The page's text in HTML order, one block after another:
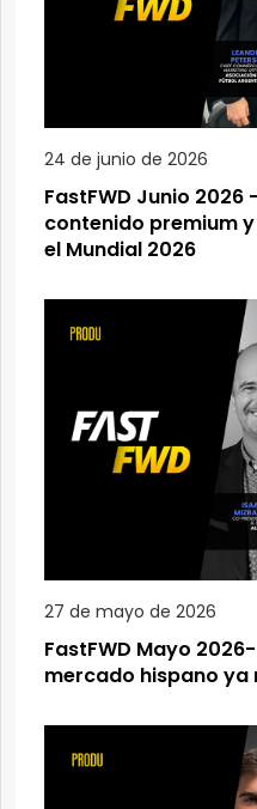
24 de junio de 2026
FastFWD Junio
contenido premium
el Mundial 2026
27 de mayo de 2026
FastFWD Mayo
mercado hispano ya